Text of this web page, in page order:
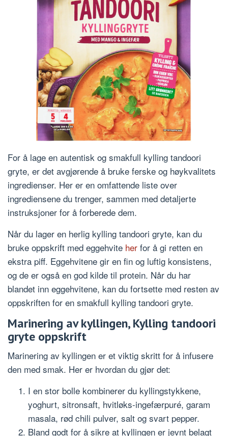
For å lage en autentisk og smakfull kylling tandoori
gryte, er det avgjørende å bruke ferske og høykvalitets
ingredienser. Her er en omfattende liste over
ingrediensene du trenger, sammen med detaljerte
instruksjoner for å forberede dem.
Når du lager en herlig kylling tandoori gryte, kan du
bruke oppskrift med eggehvite her for å gi retten en
ekstra piff. Eggehvitene gir en fin og luftig konsistens,
og de er også en god kilde til protein. Når du har
blandet inn eggehvitene, kan du fortsette med resten av
oppskriften for en smakfull kylling tandoori gryte.
Marinering av kyllingen, Kylling tandoori
gryte oppskrift
Marinering av kyllingen er et viktig skritt for å infusere
den med smak. Her er hvordan du gjør det:
I en stor bolle kombinerer du kyllingstykkene,
yoghurt, sitronsaft, hvitløks-ingefærpuré, garam
masala, rød chili pulver, salt og svart pepper.
Bland godt for å sikre at kyllingen er jevnt belagt